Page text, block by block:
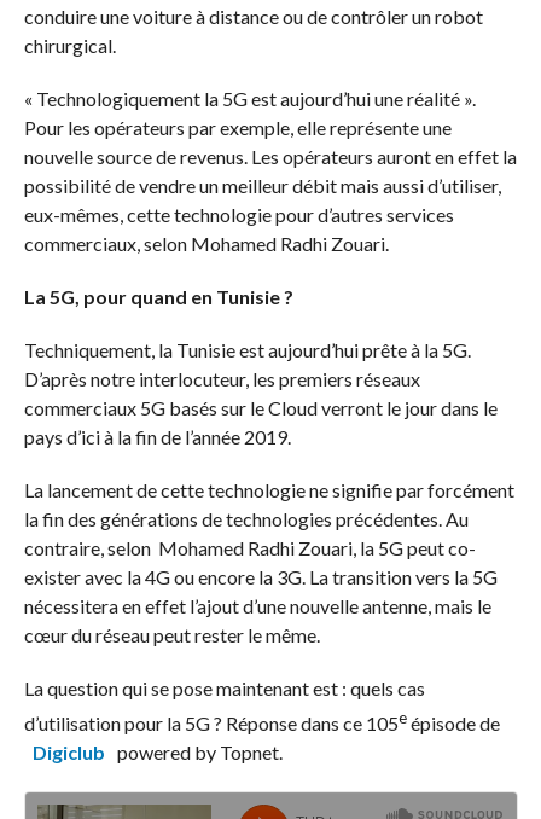
conduire une voiture à distance ou de contrôler un robot
chirurgical.
« Technologiquement la 5G est aujourd’hui une réalité ».
Pour les opérateurs par exemple, elle représente une
nouvelle source de revenus. Les opérateurs auront en effet la
possibilité de vendre un meilleur débit mais aussi d’utiliser,
eux-mêmes, cette technologie pour d’autres services
commerciaux, selon Mohamed Radhi Zouari.
La 5G, pour quand en Tunisie ?
Techniquement, la Tunisie est aujourd’hui prête à la 5G.
D’après notre interlocuteur, les premiers réseaux
commerciaux 5G basés sur le Cloud verront le jour dans le
pays d’ici à la fin de l’année 2019.
La lancement de cette technologie ne signifie par forcément
la fin des générations de technologies précédentes. Au
contraire, selon Mohamed Radhi Zouari, la 5G peut co-
exister avec la 4G ou encore la 3G. La transition vers la 5G
nécessitera en effet l’ajout d’une nouvelle antenne, mais le
cœur du réseau peut rester le même.
La question qui se pose maintenant est : quels cas
d’utilisation pour la 5G ? Réponse dans ce 105eépisode de
Digiclub powered by Topnet.